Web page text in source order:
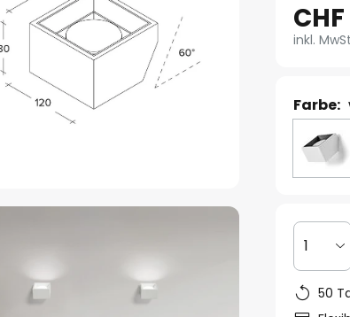
CHF
inkl.
Farbe:
1
50